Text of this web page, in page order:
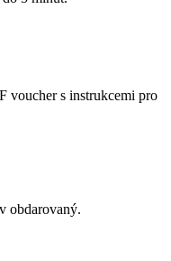
voucher s instrukcemi pro
obdarovaný.